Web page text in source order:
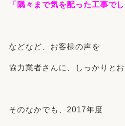
「隅々まで気を配った工事でし
などなど、お客様の声を
協力業者さんに、しっかりとお
そのなかでも、2017年度